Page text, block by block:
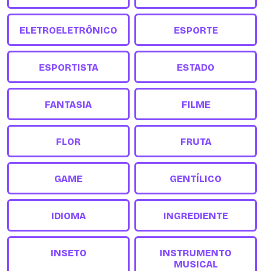
ELETROELETRÔNICO ESPORTE
ESPORTISTA ESTADO
FANTASIA FILME
FLOR FRUTA
GAME GENTÍLICO
IDIOMA INGREDIENTE
INSETO
INSTRUMENTO
MUSICAL